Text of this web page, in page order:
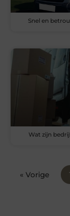
Snel en
Wat zijn
« Vorige